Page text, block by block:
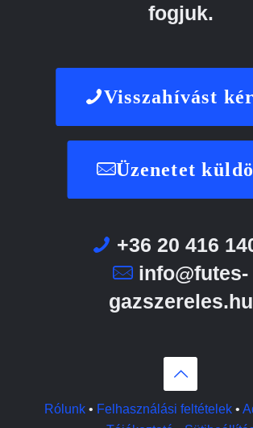
fogjuk.
Visszahívást
Üzenetet
+36 20 416
info@futes-
gazszereles.hu
Rólunk • Felhasználási feltételek •